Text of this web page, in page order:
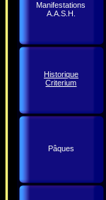
Manifestations
A.A.S.H.
Historique
Criterium
Pâques